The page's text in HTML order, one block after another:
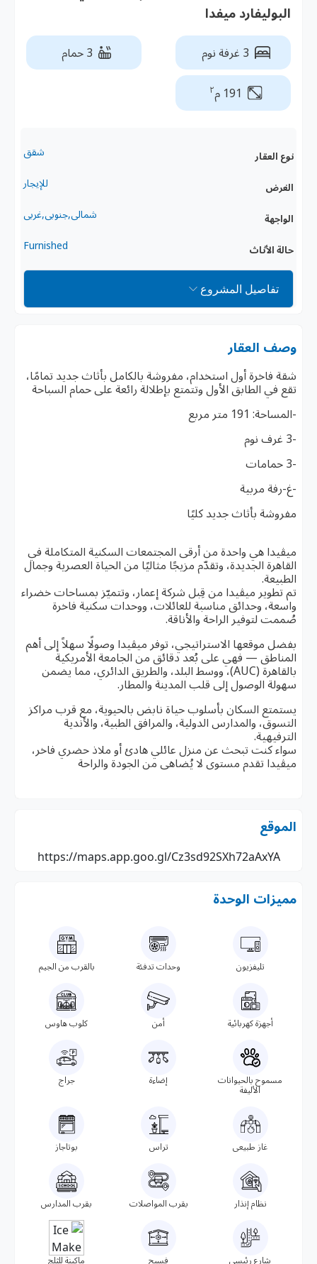
البوليفارد ميفدا
3 غرفة نوم 3 حمام
191 م ٢
نوع العقار شقق
الغرض للإيجار
الواجهة شمالى,جنوبى,غربى
حالة الأثاث Furnished
تفاصيل المشروع
وصف العقار
شقة فاخرة أول استخدام، مفروشة بالكامل بأثاث جديد تمامًا،
تقع في الطابق الأول وتتمتع بإطلالة رائعة على حمام السباحة
-المساحة: 191 متر مربع
-3 غرف نوم
-3 حمامات
-غ-رفة مربية
مفروشة بأثاث جديد كليًا
ميڤيدا هي واحدة من أرقى المجتمعات السكنية المتكاملة في
القاهرة الجديدة، وتقدّم مزيجًا مثاليًا من الحياة العصرية وجمال
الطبيعة.
تم تطوير ميڤيدا من قِبل شركة إعمار، وتتميّز بمساحات خضراء
واسعة، وحدائق مناسبة للعائلات، ووحدات سكنية فاخرة
صُممت لتوفير الراحة والأناقة.
بفضل موقعها الاستراتيجي، توفر ميڤيدا وصولًا سهلاً إلى أهم
المناطق — فهي على بُعد دقائق من الجامعة الأمريكية
بالقاهرة (AUC)، ووسط البلد، والطريق الدائري، مما يضمن
سهولة الوصول إلى قلب المدينة والمطار.
يستمتع السكان بأسلوب حياة نابض بالحيوية، مع قرب مراكز
التسوق، والمدارس الدولية، والمرافق الطبية، والأندية
الترفيهية.
سواء كنت تبحث عن منزل عائلي هادئ أو ملاذ حضري فاخر،
ميڤيدا تقدم مستوى لا يُضاهى من الجودة والراحة
الموقع
https://maps.app.goo.gl/Cz3sd92SXh72aAxYA
مميزات الوحدة
تليفزيون وحدات تدفئة بالقرب من الجيم
أجهزة كهربائية أمن كلوب هاوس
مسموح بالحيوانات
الأليفة
إضاءة جراج
غاز طبيعى تراس بوتاجاز
نظام إنذار بقرب المواصلات بقرب المدارس
شارع رئيسي فسيح ماكينة للثلج